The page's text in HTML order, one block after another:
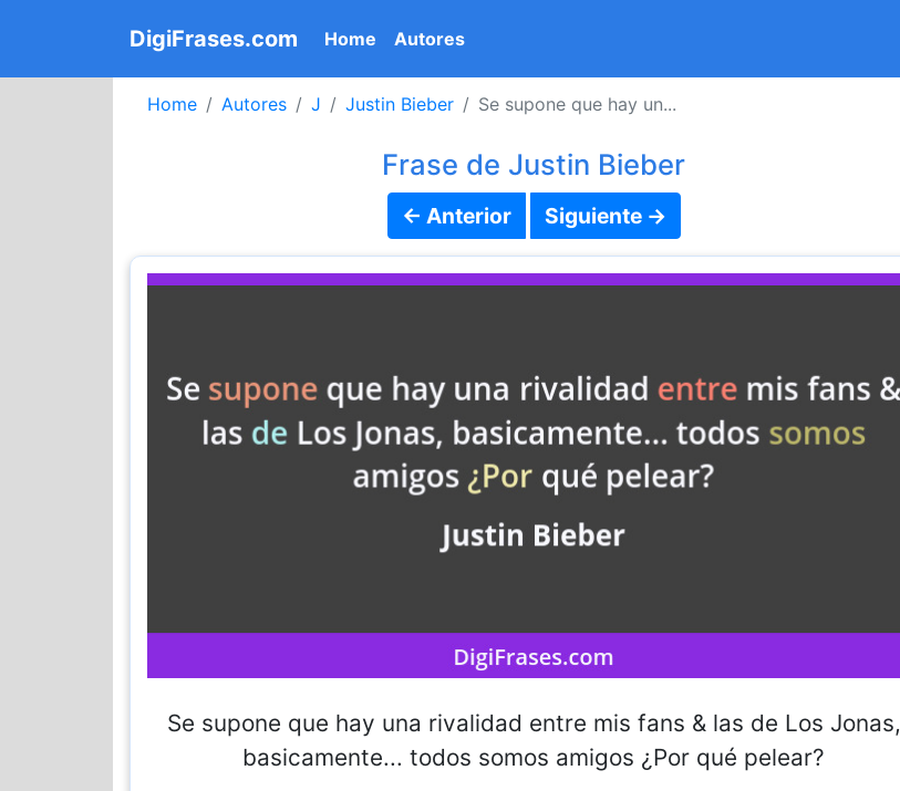
DigiFrases.com Home (current)
Autores
Home Autores J Justin Bieber Se supone que hay un...
Frase de Justin Bieber
← Anterior Siguiente →
Se supone que hay una rivalidad entre mis fans & las de Los Jonas,
basicamente... todos somos amigos ¿Por qué pelear?